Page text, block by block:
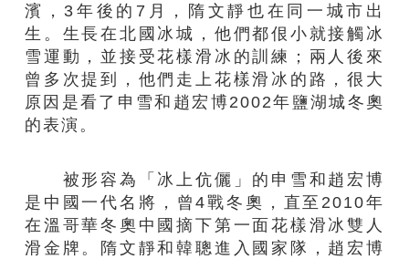
濱，3年後的7月，隋文靜也在同一城市出
生。生長在北國冰城，他們都佷小就接觸冰
雪運動，並接受花樣滑冰的訓練；兩人後來
曾多次提到，他們走上花樣滑冰的路，很大
原因是看了申雪和趙宏博2002年鹽湖城冬奧
的表演。
被形容為「冰上伉儷」的申雪和趙宏博
是中國一代名將，曾4戰冬奧，直至2010年
在溫哥華冬奧中國摘下第一面花樣滑冰雙人
滑金牌。隋文靜和韓聰進入國家隊，趙宏博